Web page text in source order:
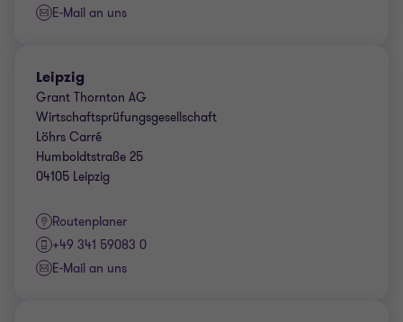
E-Mail an uns
Leipzig
Grant Thornton AG
Wirtschaftsprüfungsgesellschaft
Löhrs Carré
Humboldtstraße 25
04105 Leipzig
Routenplaner
+49 341 59083 0
E-Mail an uns